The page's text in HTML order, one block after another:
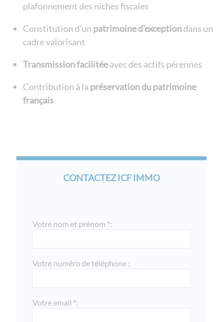
plafonnement des niches fiscales
Constitution d’un patrimoine d’exceptiondans un
cadre valorisant
Transmission facilitéeavec des actifs pérennes
Contribution à la préservation du patrimoine
français
CONTACTEZ ICF IMMO
Votre nom et prénom *:
Votre numéro de téléphone :
Votre email *: